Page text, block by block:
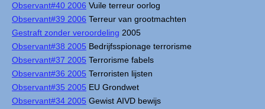
Observant#40 2006 Vuile terreur oorlog
Observant#39 2006 Terreur van grootmachten
Gestraft zonder veroordeling 2005
Observant#38 2005 Bedrijfsspionage terrorisme
Observant#37 2005 Terrorisme fabels
Observant#36 2005 Terroristen lijsten
Observant#35 2005 EU Grondwet
Observant#34 2005 Gewist AIVD bewijs